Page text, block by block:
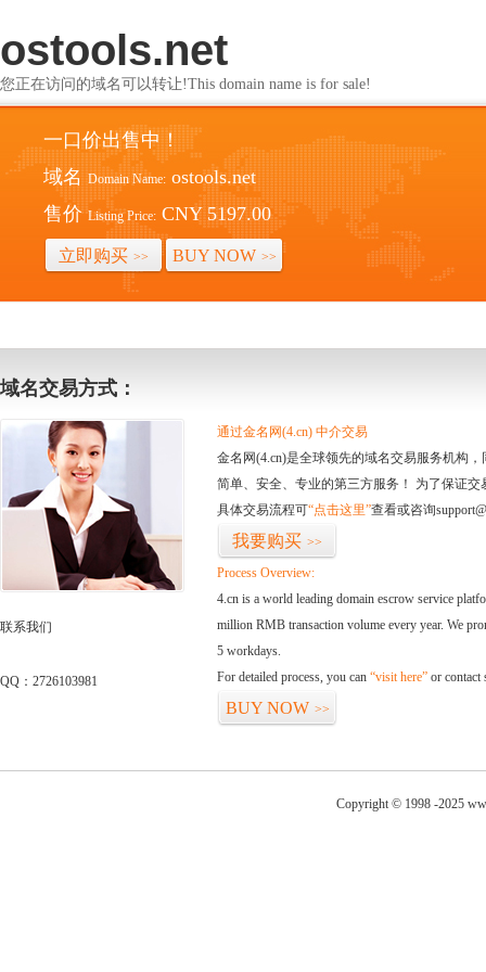
ostools.net
您正在访问的域名可以转让!This domain name is for sale!
一口价出售中！
域名 Domain Name: ostools.net
售价 Listing Price: CNY 5197.00
立即购买 >> BUY NOW >>
域名交易方式：
联系我们
QQ：2726103981
通过金名网(4.cn) 中介交易
金名网(4.cn)是全球领先的域名交易服务机构
简单、安全、专业的第三方服务！ 为了保证
具体交易流程可“点击这里”查看或咨询
我要购买 >>
Process Overview:
4.cn is a world leading domain escrow service
million RMB transaction volume every year. We
5 workdays.
For detailed process, you can “visit here” or contact
BUY NOW >>
Copyright © 1998 -2025